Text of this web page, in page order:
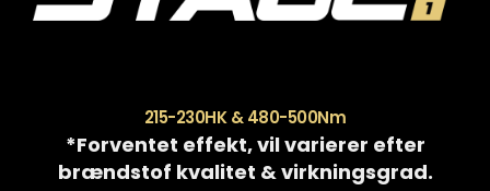
215-230HK & 480-500Nm
*Forventet effekt, vil varierer efter
brændstof kvalitet & virkningsgrad.